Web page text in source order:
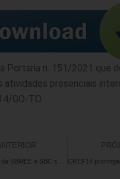
Portaria n. 151/2021 que
atividades presenciais
GO-TO